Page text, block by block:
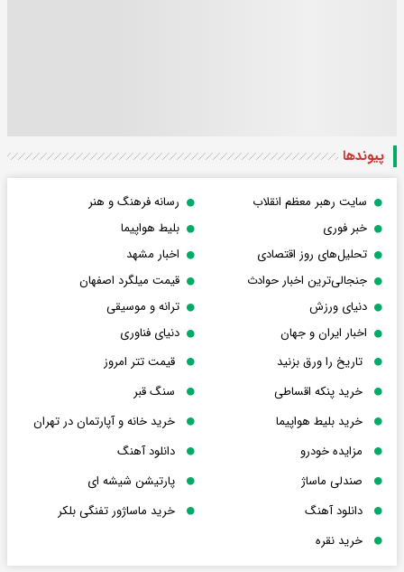
پیوندها
سایت رهبر معظم انقلاب
رسانه فرهنگ و هنر
خبر فوری
بلیط هواپیما
تحلیل‌های روز اقتصادی
اخبار مشهد
جنجالی‌ترین اخبار حوادث
قیمت میلگرد اصفهان
دنیای ورزش
ترانه و موسیقی
اخبار ایران و جهان
دنیای فناوری
تاریخ را ورق بزنید
قیمت تتر امروز
خرید پنکه اقساطی
سنگ قبر
خرید بلیط هواپیما
خرید خانه و آپارتمان در تهران
مزایده خودرو
دانلود آهنگ
صندلی ماساژ
پارتیشن شیشه ای
دانلود آهنگ
خرید ماساژور تفنگی بلکر
خرید نقره